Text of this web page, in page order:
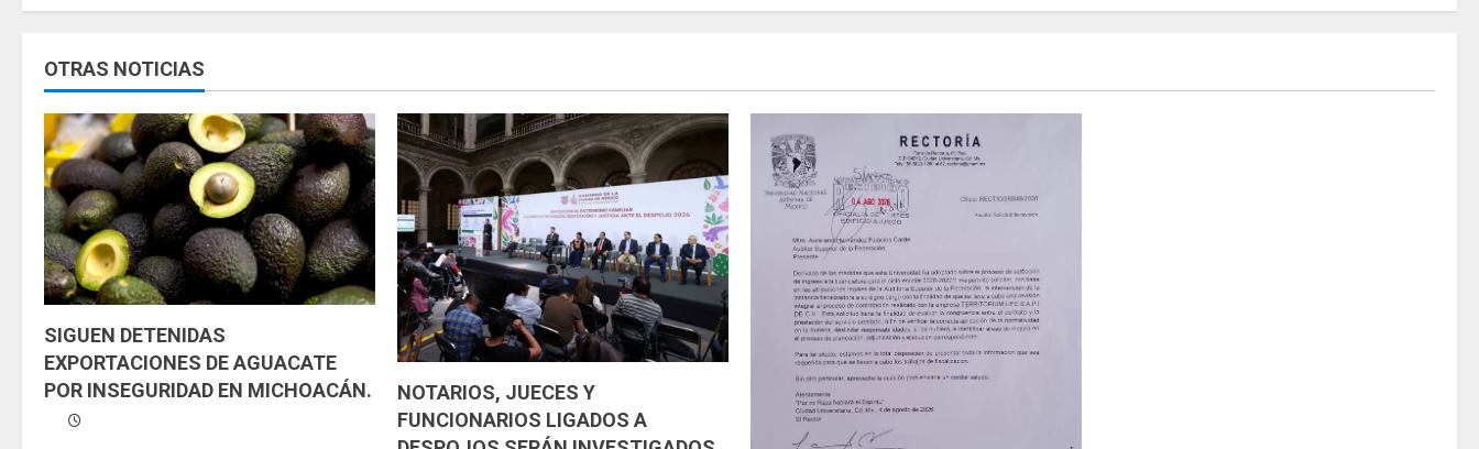
g
u
e
l
e
y
e
n
d
OTRAS NOTICIAS
SIGUEN DETENIDAS
EXPORTACIONES DE AGUACATE
POR INSEGURIDAD EN MICHOACÁN.
NOTARIOS, JUECES Y
FUNCIONARIOS LIGADOS A